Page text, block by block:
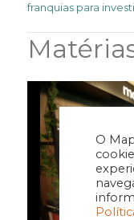
O
franquias para